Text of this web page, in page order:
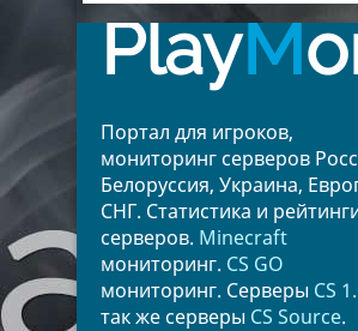
PlayM
Портал для игроков,
мониторинг серверов
Белоруссия, Украина,
СНГ. Статистика и
серверов. Minecraft
мониторинг. CS GO
мониторинг. Серверы CS
так же серверы CS Source.